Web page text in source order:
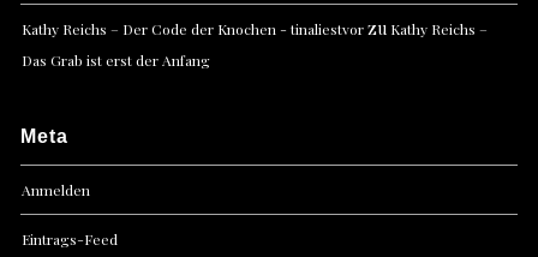
Kathy Reichs – Der Code der Knochen - tinaliestvorzu Kathy Reichs –
Das Grab ist erst der Anfang
Meta
Anmelden
Eintrags-Feed